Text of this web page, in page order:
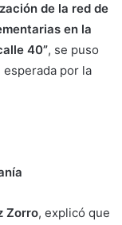
de la red de
en la
40”, se puso
por la
Zorro, explicó que